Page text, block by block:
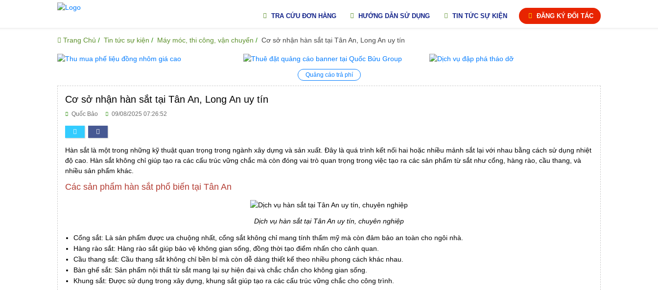
TRA CỨU ĐƠN HÀNG HƯỚNG DẪN SỬ DỤNG TIN TỨC SỰ KIỆN ĐĂNG KÝ ĐỐI TÁC
Trang Chủ Tin tức sự kiện Máy móc, thi công, vận chuyển Cơ sở nhận hàn sắt tại Tân An, Long An uy tín
Quảng cáo trả phí
Cơ sở nhận hàn sắt tại Tân An, Long An uy tín
Quốc Bảo 09/08/2025 07:26:52
Hàn sắt là một trong những kỹ thuật quan trọng trong ngành xây dựng và sản xuất. Đây là quá trình kết nối hai hoặc nhiều mảnh sắt lại với nhau bằng cách sử dụng nhiệt
độ cao. Hàn sắt không chỉ giúp tạo ra các cấu trúc vững chắc mà còn đóng vai trò quan trọng trong việc tạo ra các sản phẩm từ sắt như cổng, hàng rào, cầu thang, và
nhiều sản phẩm khác.
Các sản phẩm hàn sắt phổ biến tại Tân An
Dịch vụ hàn sắt tại Tân An uy tín, chuyên nghiệp
Cổng sắt: Là sản phẩm được ưa chuộng nhất, cổng sắt không chỉ mang tính thẩm mỹ mà còn đảm bảo an toàn cho ngôi nhà.
Hàng rào sắt: Hàng rào sắt giúp bảo vệ không gian sống, đồng thời tạo điểm nhấn cho cảnh quan.
Cầu thang sắt: Cầu thang sắt không chỉ bền bỉ mà còn dễ dàng thiết kế theo nhiều phong cách khác nhau.
Bàn ghế sắt: Sản phẩm nội thất từ sắt mang lại sự hiện đại và chắc chắn cho không gian sống.
Khung sắt: Được sử dụng trong xây dựng, khung sắt giúp tạo ra các cấu trúc vững chắc cho công trình.